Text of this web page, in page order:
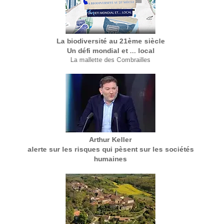
La biodiversité au 21ème siècle
Un défi mondial et ... local
La mallette des Combrailles
Arthur Keller
alerte sur les risques qui pèsent sur les sociétés
humaines